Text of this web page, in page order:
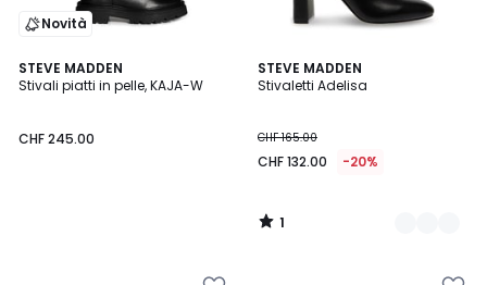
Novità
STEVE MADDEN
Stivali piatti in pelle, KAJA-W
CHF 245.00
STEVE MADDEN
Stivaletti Adelisa
CHF 165.00
CHF 132.00 -20%
1
/
2
Colori
1
/